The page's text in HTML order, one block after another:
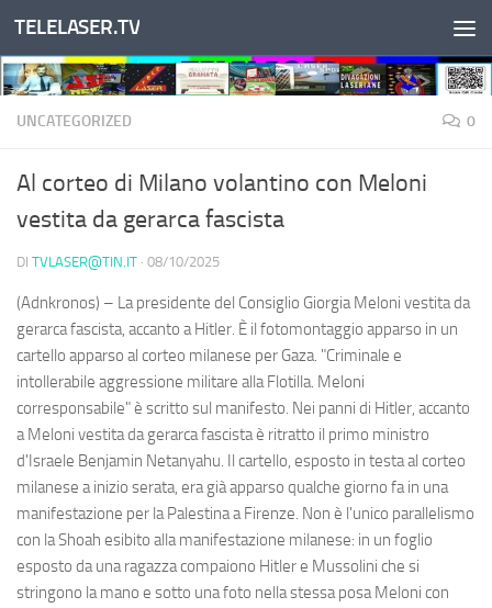
Salta al contenuto
TELELASER.TV
UNCATEGORIZED 0
Al corteo di Milano volantino con Meloni
vestita da gerarca fascista
DI TVLASER@TIN.IT · 08/10/2025
(Adnkronos) – La presidente del Consiglio Giorgia Meloni vestita da
gerarca fascista, accanto a Hitler. È il fotomontaggio apparso in un
cartello apparso al corteo milanese per Gaza. "Criminale e
intollerabile aggressione militare alla Flotilla. Meloni
corresponsabile" è scritto sul manifesto. Nei panni di Hitler, accanto
a Meloni vestita da gerarca fascista è ritratto il primo ministro
d'Israele Benjamin Netanyahu. Il cartello, esposto in testa al corteo
milanese a inizio serata, era già apparso qualche giorno fa in una
manifestazione per la Palestina a Firenze. Non è l'unico parallelismo
con la Shoah esibito alla manifestazione milanese: in un foglio
esposto da una ragazza compaiono Hitler e Mussolini che si
stringono la mano e sotto una foto nella stessa posa Meloni con